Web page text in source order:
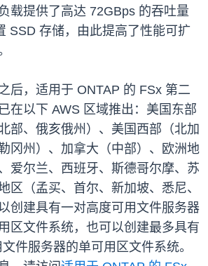
载提供了高达 72GBps 的吞吐量
SSD 存储，由此提高了性能可扩
后，适用于 ONTAP 的 FSx 第二
在以下 AWS 区域推出：美国东部
部、俄亥俄州）、美国西部（北加
冈州）、加拿大（中部）、欧洲地
爱尔兰、西班牙、斯德哥尔摩、苏
区（孟买、首尔、新加坡、悉尼、
创建具有一对高度可用文件服务器
区文件系统，也可以创建最多具有
件服务器的单可用区文件系统。